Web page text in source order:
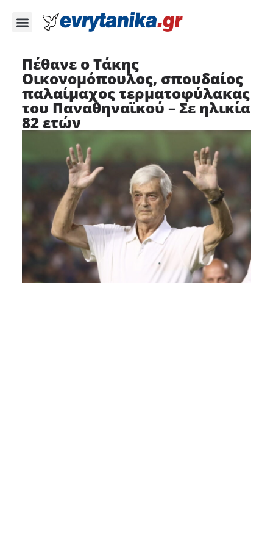
Πέθανε ο Τάκης
Οικονομόπουλος, σπουδαίος
παλαίμαχος τερματοφύλακας
του Παναθηναϊκού – Σε ηλικία
82 ετών